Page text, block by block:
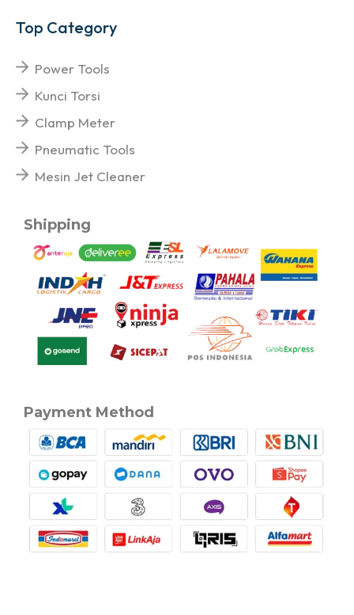
Top Category
Power Tools
Kunci Torsi
Clamp Meter
Pneumatic Tools
Mesin Jet Cleaner
Shipping
Payment Method